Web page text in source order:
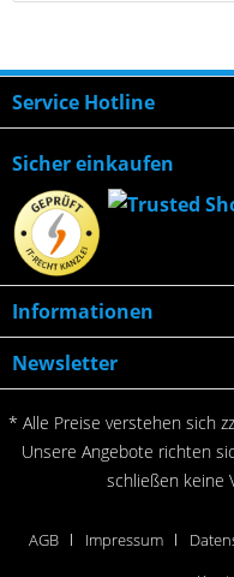
Service Hotline
Sicher einkaufen
Informationen
Newsletter
* Alle Preise verstehen sich
Unsere Angebote richten
schließen keine
AGB Impressum